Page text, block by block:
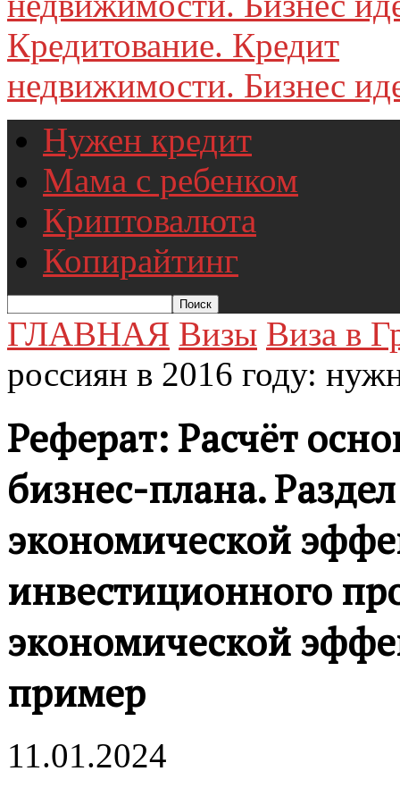
недвижимости. Бизнес
Нужен кредит
Мама с ребенком
Криптовалюта
Копирайтинг
ГЛАВНАЯ Визы Виза в
россиян в 2016 году:
Реферат: Расчёт
бизнес-плана.
экономической
инвестиционного
экономической
пример
11.01.2024